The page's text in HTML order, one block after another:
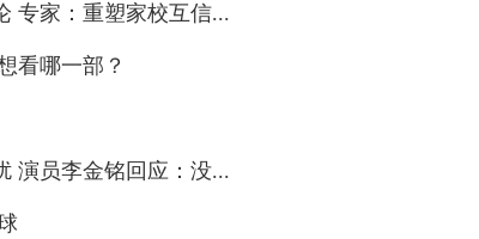
专家：重塑家校互信...
看哪一部？
演员李金铭回应：没...